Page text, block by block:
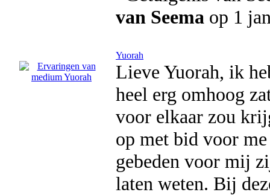
van Seema op 1
Yuorah
Lieve Yuorah, ik
heel erg omhoog
voor elkaar zou
op met bid voor
gebeden voor mij
laten weten. Bij